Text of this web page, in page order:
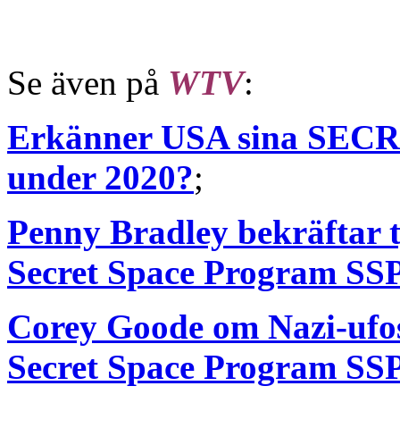
Se även på WTV:
Erkänner USA sina
under 2020?;
Penny Bradley bekräftar
Secret Space Program
Corey Goode om Nazi-
Secret Space Program